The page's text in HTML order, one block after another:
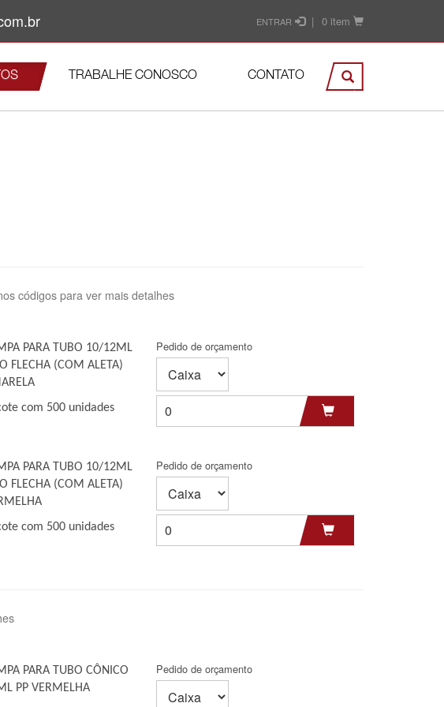
0 item
ENTRAR |
TRABALHE CONOSCO CONTATO
códigos para ver mais detalhes
PARA TUBO 10/12ML
FLECHA (COM ALETA)
com 500 unidades
Pedido de orçamento
PARA TUBO 10/12ML
FLECHA (COM ALETA)
com 500 unidades
Pedido de orçamento
PARA TUBO CÔNICO
PP VERMELHA
Pedido de orçamento